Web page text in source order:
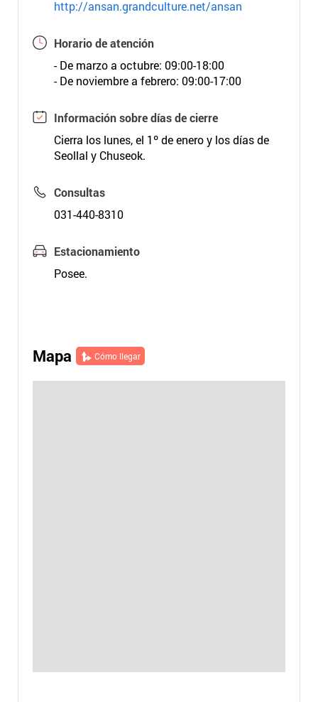
http://ansan.grandculture.net/ansan
Horario de atención
- De marzo a octubre: 09:00-18:00
- De noviembre a febrero: 09:00-17:00
Información sobre días de cierre
Cierra los lunes, el 1º de enero y los días de
Seollal y Chuseok.
Consultas
031-440-8310
Estacionamiento
Posee.
Mapa Cómo llegar